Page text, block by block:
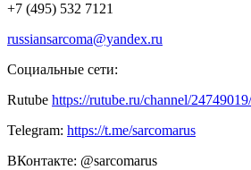
+7 (495) 532 7121
russiansarcoma@yandex.ru
Социальные сети:
Rutube https://rutube.ru/channel/24749019/
Telegram: https://t.me/sarcomarus
ВКонтакте: @sarcomarus